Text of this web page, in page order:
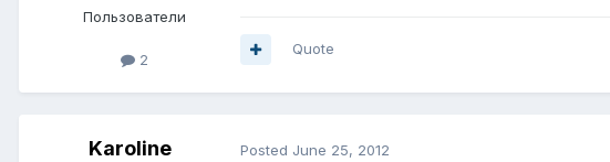
Пользователи
2
Quote
Karoline Posted June 25, 2012